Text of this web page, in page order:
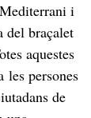
i
del braçalet
aquestes
les persones
de